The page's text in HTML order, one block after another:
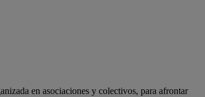
en asociaciones y colectivos, para afrontar